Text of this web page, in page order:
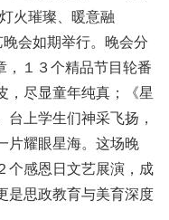
火璀璨、暖意融
晚会如期举行。晚会分
，１３个精品节目轮番
，尽显童年纯真；《星
上学生们神采飞扬，
片耀眼星海。这场晚
个感恩日文艺展演，成
是思政教育与美育深度